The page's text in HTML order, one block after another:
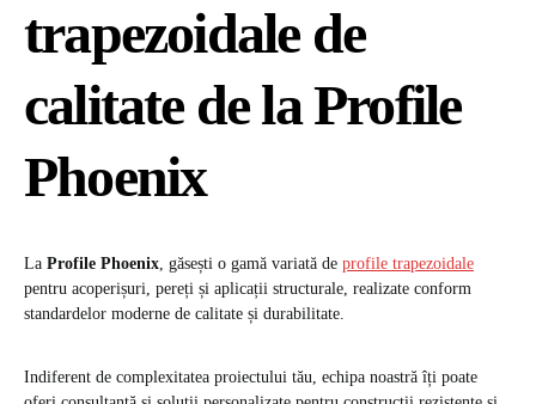
trapezoidale de
calitate de la Profile
Phoenix
La Profile Phoenix, găsești o gamă variată de profile trapezoidale
pentru acoperișuri, pereți și aplicații structurale, realizate conform
standardelor moderne de calitate și durabilitate.
Indiferent de complexitatea proiectului tău, echipa noastră îți poate